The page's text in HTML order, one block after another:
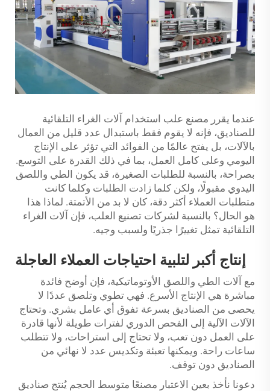
عندما يقرر مصنع علب استخدام آلات الغراء التلقائية
للصناديق، فإنه لا يقوم فقط باستبدال عدد قليل من العمال
بالآلات، بل يفتح عالمًا من الفوائد التي تؤثر على الإنتاج
اليومي وعلى كامل العمل، بما في ذلك القدرة على التوسع.
بصراحة، بالنسبة للطلبات الصغيرة، قد يكون الطي واللصق
اليدوي مقبولًا، ولكن كلما زادت الطلبات وكلما كانت
متطلبات العملاء أكثر دقة، كان لا بد من الأتمتة. لماذا هذا
هو الحال؟ بالنسبة لشركات تصنيع العلب، فإن آلات الغراء
التلقائية تمثل تغييرًا جذريًا ولسبب وجيه.
إنتاج أكبر لتلبية احتياجات العملاء العاجلة
مع آلات الطي واللصق الأوتوماتيكية، فإن أوضح فائدة
مباشرة هي الإنتاج الأسرع. فهي تطوي وتلصق عددًا لا
يحصى من الصناديق بسرعة تفوق أي عامل بشري. وتحتاج
الآلات الآلية إلى الفحص الدوري لفترات طويلة لأنها قادرة
على العمل دون تعب، ولا تحتاج إلى استراحات، ولا تتطلب
ساعات راحة. ويمكنها تعبئة وتكديس عدد لا نهائي من
الصناديق دون توقف.
دعونا نأخذ بعين الاعتبار مصنعًا متوسط الحجم يُنتج صناديق